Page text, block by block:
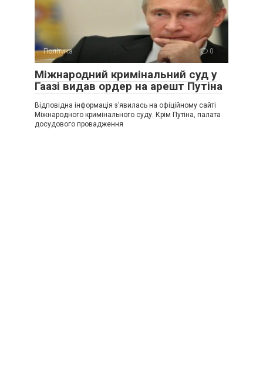
Політика 0
Міжнародний кримінальний суд у
Гаазі видав ордер на арешт Путіна
Відповідна інформація з’явилась на офіційному сайті
Міжнародного кримінального суду. Крім Путіна, палата
досудового провадження